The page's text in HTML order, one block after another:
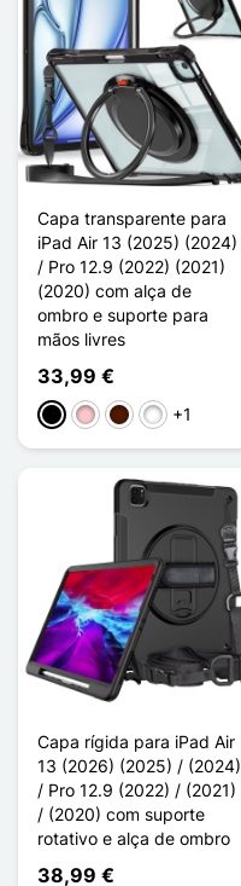
Capa transparente para
iPad Air 13 (2025) (2024)
/ Pro 12.9 (2022) (2021)
(2020) com alça de
ombro e suporte para
mãos livres
33,99 €
PretoRosaCastanho escuro
Vert Clair
+1
Capa rígida para iPad Air
13 (2026) (2025) / (2024)
/ Pro 12.9 (2022) / (2021)
/ (2020) com suporte
rotativo e alça de ombro
38,99 €